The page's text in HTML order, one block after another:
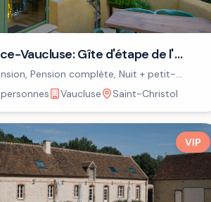
Vaucluse: Gîte d'étape de l'
Pension complète, Nuit + petit-
Vaucluse Saint-Christol
VIP